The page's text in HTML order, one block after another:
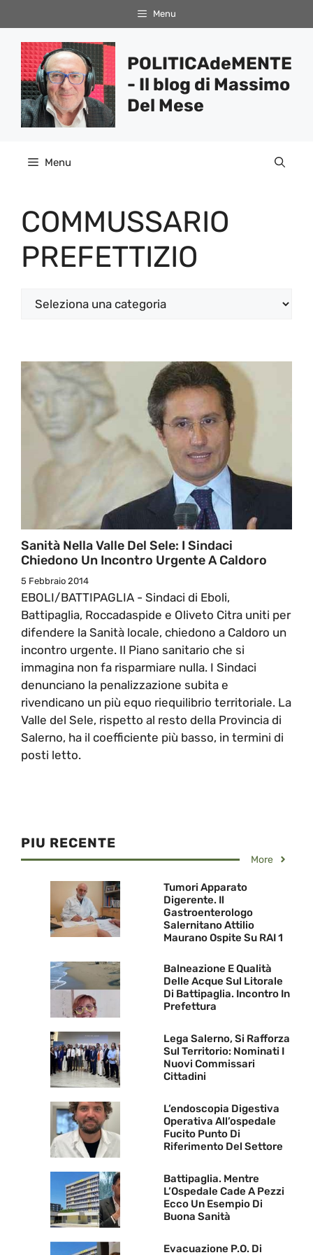
al
contenuto
Menu
POLITICAdeMENTE
- Il blog di Massimo
Del Mese
Menu
COMMUSSARIO
PREFETTIZIO
Categorie
Sanità Nella Valle Del Sele: I Sindaci
Chiedono Un Incontro Urgente A Caldoro
5 Febbraio 2014
EBOLI/BATTIPAGLIA - Sindaci di Eboli,
Battipaglia, Roccadaspide e Oliveto Citra uniti per
difendere la Sanità locale, chiedono a Caldoro un
incontro urgente. Il Piano sanitario che si
immagina non fa risparmiare nulla. I Sindaci
denunciano la penalizzazione subita e
rivendicano un più equo riequilibrio territoriale. La
Valle del Sele, rispetto al resto della Provincia di
Salerno, ha il coefficiente più basso, in termini di
posti letto.
PIU RECENTE
More
Tumori Apparato
Digerente. Il
Gastroenterologo
Salernitano Attilio
Maurano Ospite Su RAI 1
Balneazione E Qualità
Delle Acque Sul Litorale
Di Battipaglia. Incontro In
Prefettura
Lega Salerno, Si Rafforza
Sul Territorio: Nominati I
Nuovi Commissari
Cittadini
L’endoscopia Digestiva
Operativa All’ospedale
Fucito Punto Di
Riferimento Del Settore
Battipaglia. Mentre
L’Ospedale Cade A Pezzi
Ecco Un Esempio Di
Buona Sanità
Evacuazione P.O. Di